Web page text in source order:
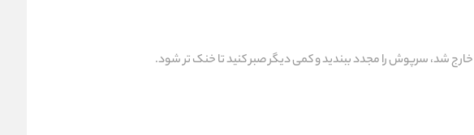
خارج شد، سرپوش را مجدد ببندید و کمی دیگر صبر کنید تا خنک تر شود.